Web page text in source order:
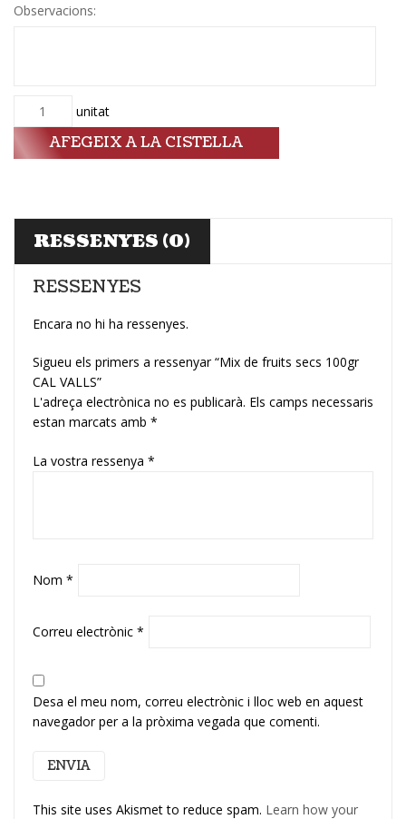
Observacions:
Quantitat unitat
AFEGEIX A LA CISTELLA
RESSENYES (0)
RESSENYES
Encara no hi ha ressenyes.
Sigueu els primers a ressenyar “Mix de fruits secs 100gr
CAL VALLS”
L'adreça electrònica no es publicarà. Els camps necessaris
estan marcats amb *
La vostra ressenya *
Nom *
Correu electrònic *
Desa el meu nom, correu electrònic i lloc web en aquest
navegador per a la pròxima vegada que comenti.
This site uses Akismet to reduce spam. Learn how your